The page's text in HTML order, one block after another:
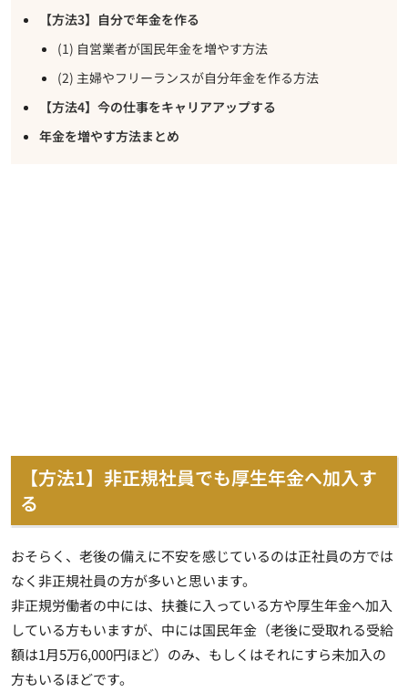
【方法3】自分で年金を作る
(1) 自営業者が国民年金を増やす方法
(2) 主婦やフリーランスが自分年金を作る方法
【方法4】今の仕事をキャリアアップする
年金を増やす方法まとめ
【方法1】非正規社員でも厚生年金へ加入す
る
おそらく、老後の備えに不安を感じているのは正社員の方では
なく非正規社員の方が多いと思います。
非正規労働者の中には、扶養に入っている方や厚生年金へ加入
している方もいますが、中には国民年金（老後に受取れる受給
額は1月5万6,000円ほど）のみ、もしくはそれにすら未加入の
方もいるほどです。